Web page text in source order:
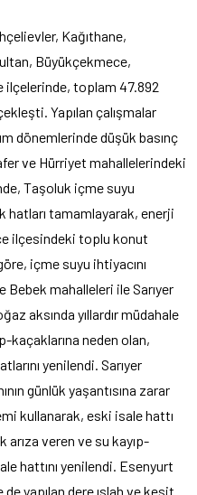
Kağıthane,
Büyükçekmece,
ilçelerinde, toplam 47.892
Yapılan çalışmalar
dönemlerinde düşük basınç
ve Hürriyet mahallelerindeki
Taşoluk içme suyu
hatları tamamlayarak, enerji
ilçesindeki toplu konut
içme suyu ihtiyacını
Bebek mahalleleri ile Sarıyer
aksında yıllardır müdahale
kaçaklarına neden olan,
yenilendi. Sarıyer
günlük yaşantısına zarar
kullanarak, eski isale hattı
veren ve su kayıp-
hattını yenilendi. Esenyurt
yapılan dere ıslah ve kesit